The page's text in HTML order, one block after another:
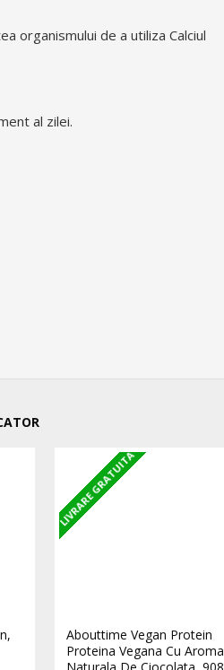
organismului de a utiliza Calciul
al zilei.
LIVRARE GRATUITA
100% Proteina Pura Whey -
2000g - Banana Mango
LIVRARE GRATUITA
Abouttime Vegan Protein
Proteina Vegana Cu Aroma